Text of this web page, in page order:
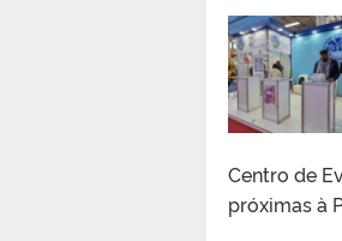
Centro de
próximas à